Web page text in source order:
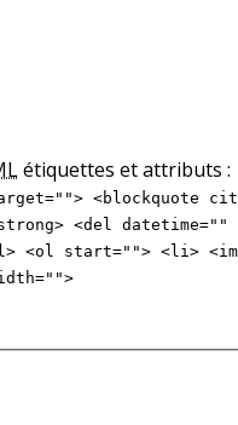
étiquettes et attributs :
<blockquote
<del
<ol start=""> <li>